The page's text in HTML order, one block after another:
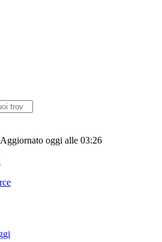
Aggiornato oggi alle 03:26